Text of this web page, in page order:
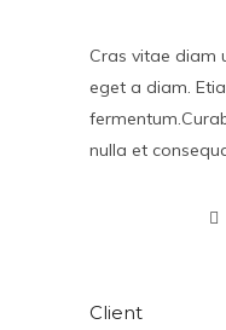
Cras vitae diam
eget a diam.
nulla et
Client